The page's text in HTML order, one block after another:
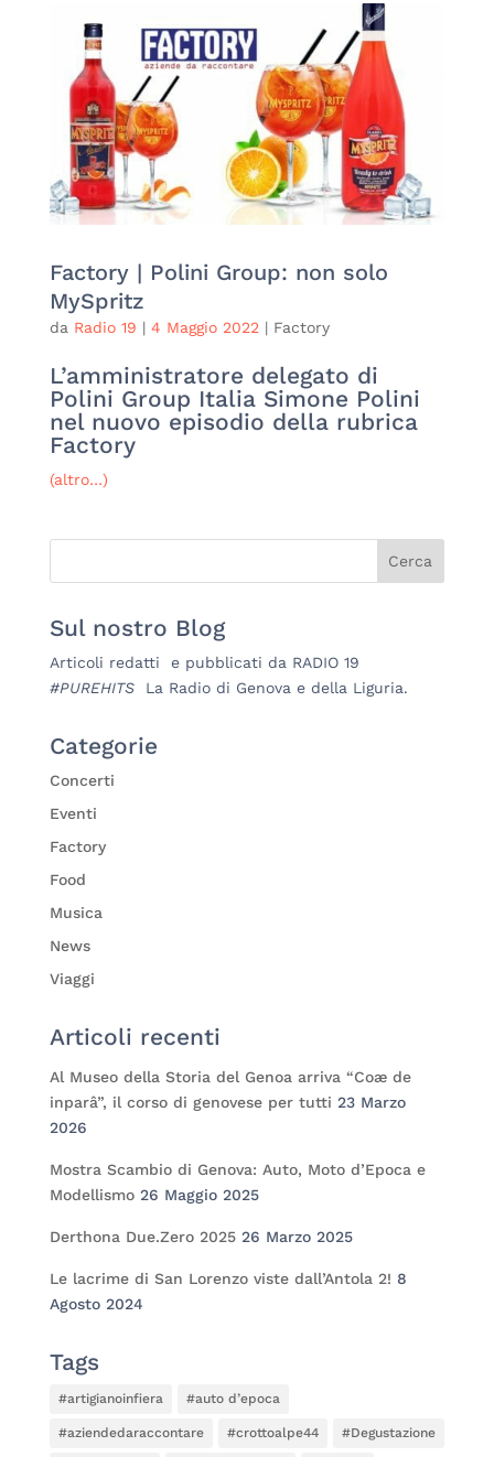
Factory | Polini Group: non solo
MySpritz
da Radio 19 | 4 Maggio 2022 | Factory
L’amministratore delegato di
Polini Group Italia Simone Polini
nel nuovo episodio della rubrica
Factory
(altro…)
Sul nostro Blog
Articoli redatti e pubblicati da RADIO 19
#PUREHITS La Radio di Genova e della Liguria.
Categorie
Concerti
Eventi
Factory
Food
Musica
News
Viaggi
Articoli recenti
Al Museo della Storia del Genoa arriva “Coæ de
inparâ”, il corso di genovese per tutti 23 Marzo
2026
Mostra Scambio di Genova: Auto, Moto d’Epoca e
Modellismo 26 Maggio 2025
Derthona Due.Zero 2025 26 Marzo 2025
Le lacrime di San Lorenzo viste dall’Antola 2! 8
Agosto 2024
Tags
#artigianoinfiera #auto d’epoca
#aziendedaraccontare #crottoalpe44 #Degustazione